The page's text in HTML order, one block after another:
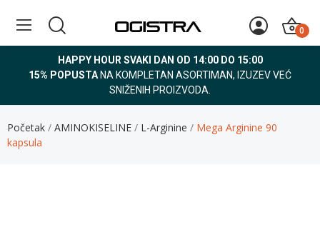
0
HAPPY HOUR SVAKI DAN OD 14:00 DO 15:00
15% POPUSTA NA KOMPLETAN ASORTIMAN, IZUZEV VEĆ
SNIŽENIH PROIZVODA.
Početak AMINOKISELINE L-Arginine
Mega Arginine 90
kapsula